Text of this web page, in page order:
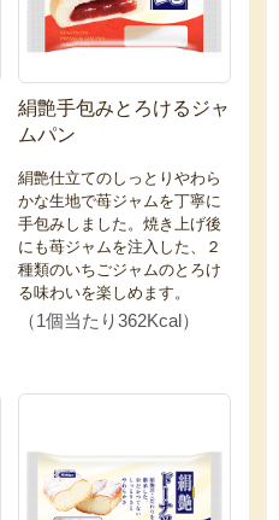
絹艶手包みとろけるジャ
ムパン
絹艶仕立てのしっとりやわら
かな生地で苺ジャムを丁寧に
手包みしました。焼き上げ後
にも苺ジャムを注入した、２
種類のいちごジャムのとろけ
る味わいを楽しめます。
（1個当たり362Kcal）